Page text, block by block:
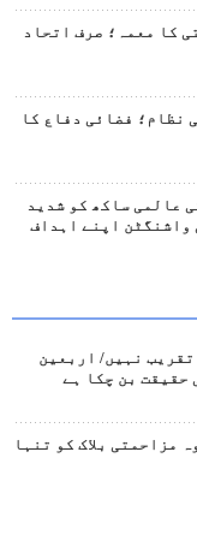
کا معمہ؛ صرف اتحاد
نظام؛ فضائی دفاع کا
عالمی ساکھ کو شدید
واشنگٹن اپنے اہداف
نہیں/ اربعین
حقیقت بن چکا ہے
مزاحمتی بلاک کو تنہا